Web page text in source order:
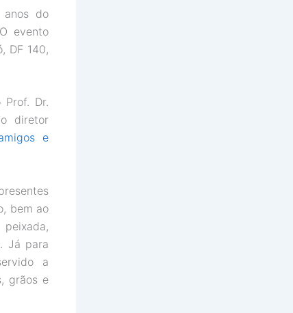
anos do
evento
DF 140,
Prof. Dr.
diretor
e
bem ao
Já para
a
grãos e